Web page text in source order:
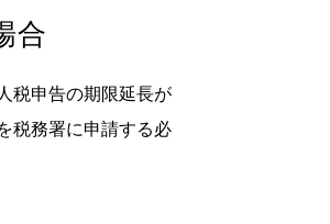
合
税申告の期限延長が
税務署に申請する必